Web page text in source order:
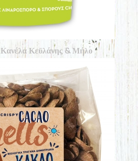
Κεϋλάνης & Μήλο